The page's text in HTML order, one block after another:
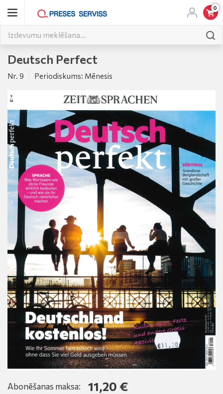
0
Deutsch Perfect
Nr. 9 Periodiskums: Mēnesis
Abonēšanas maksa: 11,20 €